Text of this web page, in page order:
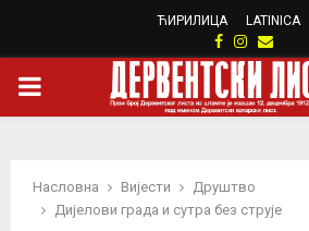
ЋИРИЛИЦА LATINICA
Facebook
Instagram
Email
PRIMARY
Насловна Вијести
Друштво
Дијелови града и сутра без струје